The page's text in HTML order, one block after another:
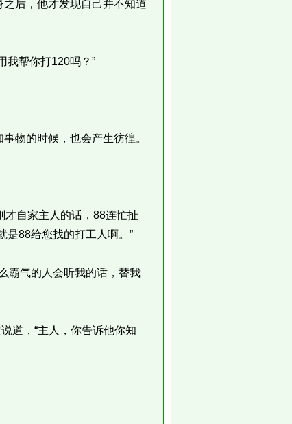
后，他才发现自己并不知道
帮你打120吗？”
物的时候，也会产生彷徨。
自家主人的话，88连忙扯
是88给您找的打工人啊。”
霸气的人会听我的话，替我
道，“主人，你告诉他你知